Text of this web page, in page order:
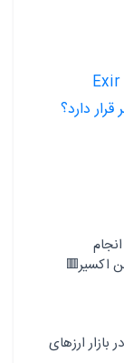
اکسیر🟥
بازار ارزهای